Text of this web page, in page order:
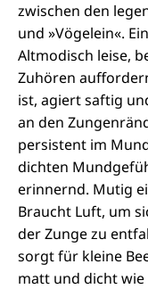
zwischen den
und »Vögelein«.
Altmodisch leise,
Zuhören
ist, agiert saftig
an den
persistent im
dichten
erinnernd. Mutig
Braucht Luft, um
der Zunge zu
sorgt für kleine
matt und dicht wie